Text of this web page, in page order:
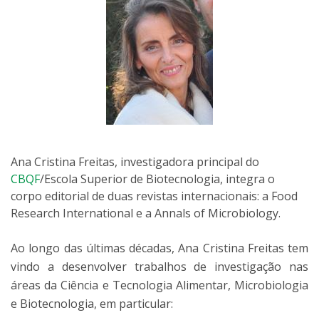
Ana Cristina Freitas, investigadora principal do
CBQF/Escola Superior de Biotecnologia, integra o
corpo editorial de duas revistas internacionais: a Food
Research International e a Annals of Microbiology.
Ao longo das últimas décadas, Ana Cristina Freitas tem
vindo a desenvolver trabalhos de investigação nas
áreas da Ciência e Tecnologia Alimentar, Microbiologia
e Biotecnologia, em particular: